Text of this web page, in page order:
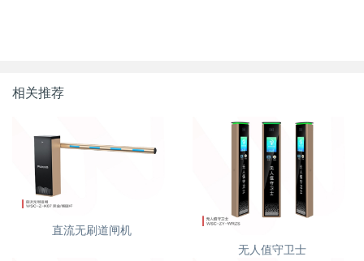
相关推荐
直流无刷道闸机
无人值守卫士